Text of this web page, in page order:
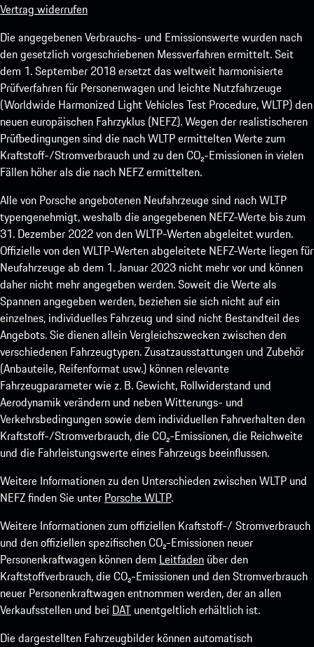
Vertrag widerrufen
Die angegebenen Verbrauchs- und Emissionswerte wurden nach
den gesetzlich vorgeschriebenen Messverfahren ermittelt. Seit
dem 1. September 2018 ersetzt das weltweit harmonisierte
Prüfverfahren für Personenwagen und leichte Nutzfahrzeuge
(Worldwide Harmonized Light Vehicles Test Procedure, WLTP) den
neuen europäischen Fahrzyklus (NEFZ). Wegen der realistischeren
Prüfbedingungen sind die nach WLTP ermittelten Werte zum
Kraftstoff-/Stromverbrauch und zu den CO₂-Emissionen in vielen
Fällen höher als die nach NEFZ ermittelten.
Alle von Porsche angebotenen Neufahrzeuge sind nach WLTP
typengenehmigt, weshalb die angegebenen NEFZ-Werte bis zum
31. Dezember 2022 von den WLTP-Werten abgeleitet wurden.
Offizielle von den WLTP-Werten abgeleitete NEFZ-Werte liegen für
Neufahrzeuge ab dem 1. Januar 2023 nicht mehr vor und können
daher nicht mehr angegeben werden. Soweit die Werte als
Spannen angegeben werden, beziehen sie sich nicht auf ein
einzelnes, individuelles Fahrzeug und sind nicht Bestandteil des
Angebots. Sie dienen allein Vergleichszwecken zwischen den
verschiedenen Fahrzeugtypen. Zusatzausstattungen und Zubehör
(Anbauteile, Reifenformat usw.) können relevante
Fahrzeugparameter wie z. B. Gewicht, Rollwiderstand und
Aerodynamik verändern und neben Witterungs- und
Verkehrsbedingungen sowie dem individuellen Fahrverhalten den
Kraftstoff-/Stromverbrauch, die CO₂-Emissionen, die Reichweite
und die Fahrleistungswerte eines Fahrzeugs beeinflussen.
Weitere Informationen zu den Unterschieden zwischen WLTP und
NEFZ finden Sie unter Porsche WLTP.
Weitere Informationen zum offiziellen Kraftstoff-/ Stromverbrauch
und den offiziellen spezifischen CO₂-Emissionen neuer
Personenkraftwagen können dem Leitfaden über den
Kraftstoffverbrauch, die CO₂-Emissionen und den Stromverbrauch
neuer Personenkraftwagen entnommen werden, der an allen
Verkaufsstellen und bei DAT unentgeltlich erhältlich ist.
Die dargestellten Fahrzeugbilder können automatisch